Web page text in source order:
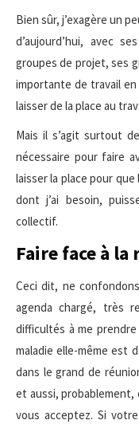
Bien sûr, j’exagère un
d’aujourd’hui, avec
groupes de projet, ses
importante de travail
laisser de la place au
Mais il s’agit surtout
nécessaire pour faire
laisser la place pour
dont j’ai besoin,
collectif.
Faire face à la
Ceci dit, ne
agenda chargé, très
difficultés à me
maladie elle-même est
dans le grand de
et aussi, probablement,
vous acceptez. Si